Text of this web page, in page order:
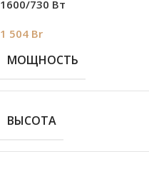
1600/730 Вт
1 504 Br
МОЩНОСТЬ
ВЫСОТА